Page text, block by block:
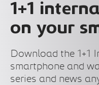
1+1
on your
Download the 1+1
smartphone and
series and news